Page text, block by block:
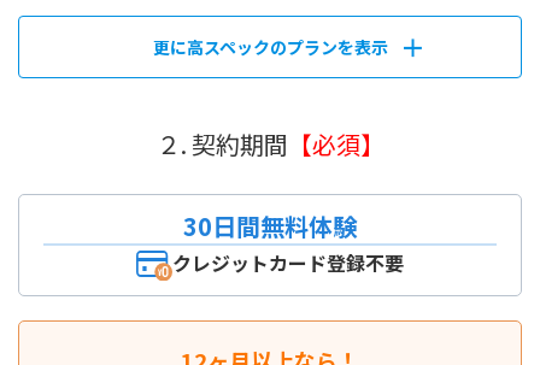
更に高スペックのプランを表示
２. 契約期間 【必須】
30日間無料体験
クレジットカード登録不要